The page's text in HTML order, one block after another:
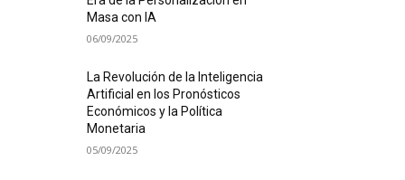
Masa con IA
06/09/2025
La Revolución de la Inteligencia
Artificial en los Pronósticos
Económicos y la Política
Monetaria
05/09/2025